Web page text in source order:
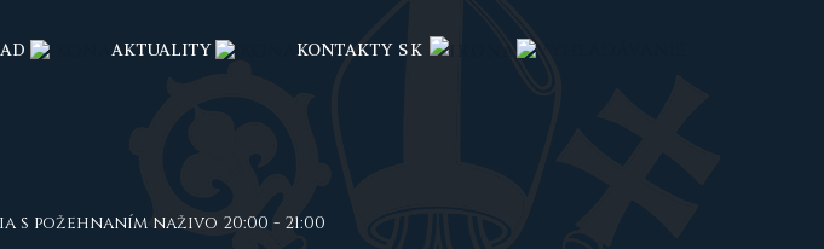
AKTUALITY KONTAKTY SK
s požehnaním naživo 20:00 - 21:00